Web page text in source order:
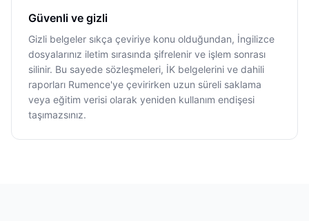
Güvenli ve gizli
Gizli belgeler sıkça çeviriye konu olduğundan, İngilizce
dosyalarınız iletim sırasında şifrelenir ve işlem sonrası
silinir. Bu sayede sözleşmeleri, İK belgelerini ve dahili
raporları Rumence'ye çevirirken uzun süreli saklama
veya eğitim verisi olarak yeniden kullanım endişesi
taşımazsınız.